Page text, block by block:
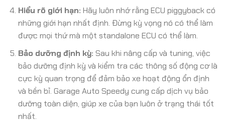
Hiểu rõ giới hạn: Hãy luôn nhớ rằng ECU piggyback có
những giới hạn nhất định. Đừng kỳ vọng nó có thể làm
được mọi thứ mà một standalone ECU có thể làm.
Bảo dưỡng định kỳ: Sau khi nâng cấp và tuning, việc
bảo dưỡng định kỳ và kiểm tra các thông số động cơ là
cực kỳ quan trọng để đảm bảo xe hoạt động ổn định
và bền bỉ. Garage Auto Speedy cung cấp dịch vụ bảo
dưỡng toàn diện, giúp xe của bạn luôn ở trạng thái tốt
nhất.